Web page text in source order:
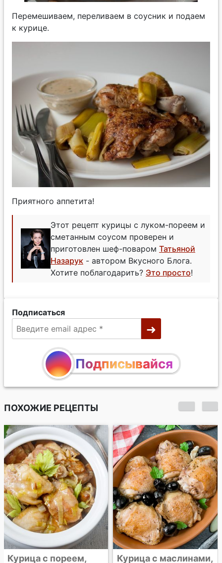
Перемешиваем, переливаем в соусник и подаем
к курице.
Приятного аппетита!
Этот рецепт курицы с луком-пореем и
сметанным соусом проверен и
приготовлен шеф-поваром Татьяной
Назарук - автором Вкусного Блога.
Хотите поблагодарить? Это просто!
Подписаться
Подписывайся
ПОХОЖИЕ РЕЦЕПТЫ
Курица с маслинами,
Курица в пикантном
маринаде,
запеченная в фольге